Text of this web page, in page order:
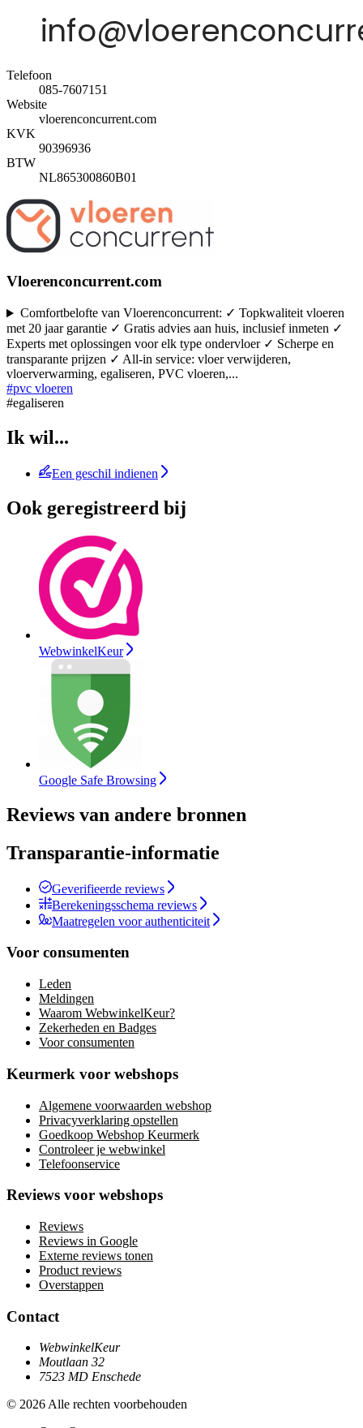
Telefoon
085-7607151
Website
vloerenconcurrent.com
KVK
90396936
BTW
NL865300860B01
Vloerenconcurrent.com
Comfortbelofte van Vloerenconcurrent: ✓ Topkwaliteit vloeren
met 20 jaar garantie ✓ Gratis advies aan huis, inclusief inmeten ✓
Experts met oplossingen voor elk type ondervloer ✓ Scherpe en
transparante prijzen ✓ All-in service: vloer verwijderen,
vloerverwarming, egaliseren, PVC vloeren,...
#pvc vloeren
#egaliseren
Ik wil...
Een geschil indienen
Ook geregistreerd bij
WebwinkelKeur
Google Safe Browsing
Reviews van andere bronnen
Transparantie-informatie
Geverifieerde reviews
Berekeningsschema reviews
Maatregelen voor authenticiteit
Voor consumenten
Leden
Meldingen
Waarom WebwinkelKeur?
Zekerheden en Badges
Voor consumenten
Keurmerk voor webshops
Algemene voorwaarden webshop
Privacyverklaring opstellen
Goedkoop Webshop Keurmerk
Controleer je webwinkel
Telefoonservice
Reviews voor webshops
Reviews
Reviews in Google
Externe reviews tonen
Product reviews
Overstappen
Contact
WebwinkelKeur
Moutlaan 32
7523 MD Enschede
© 2026 Alle rechten voorbehouden